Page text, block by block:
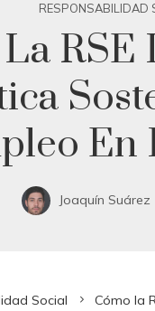
RESPONSABILIDAD
RSE
En
Joaquín Suárez
Social Cómo la